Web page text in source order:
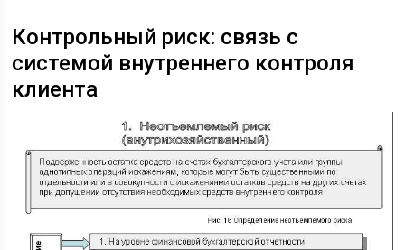
Контрольный риск: связь с
системой внутреннего контроля
клиента